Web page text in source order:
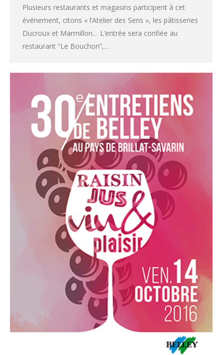
Plusieurs restaurants et magasins participent à cet
événement, citons « l’Atelier des Sens », les pâtisseries
Ducroux et Marmillon… L’entrée sera confiée au
restaurant “Le Bouchon”,…